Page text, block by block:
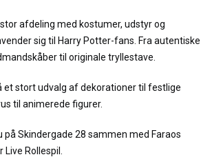
afdeling med kostumer, udstyr og
sig til Harry Potter-fans. Fra autentiske
til originale tryllestave.
et stort udvalg af dekorationer til festlige
til animerede figurer.
Skindergade 28 sammen med Faraos
Rollespil.